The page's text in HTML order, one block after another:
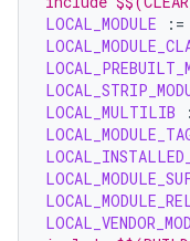
LOCAL_MODULE
:=
LOCAL_MULTILIB